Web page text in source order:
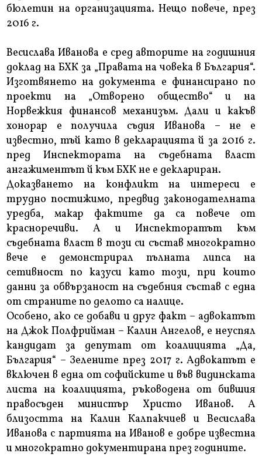
бюлетин на организацията. Нещо повече, през
2016 г.
Весислава Иванова е сред авторите на годишния
доклад на БХК за „Правата на човека в България“.
Изготвянето на документа е финансирано по
проекти на „Отворено общество“ и на
Норвежкия финансов механизъм. Дали и какъв
хонорар е получила съдия Иванова – не е
известно, тъй като в декларацията й за 2016 г.
пред Инспектората на съдебната власт
ангажиментът й към БХК не е деклариран.
Доказването на конфликт на интереси е
трудно постижимо, предвид законодателната
уредба, макар фактите да са повече от
красноречиви. А и Инспекторатът към
съдебната власт в този си състав многократно
вече е демонстрирал пълната липса на
сетивност по казуси като този, при които
данни за обвързаност на съдебния състав с една
от страните по делото са налице.
Особено, ако се добави и друг факт – адвокатът
на Джок Полфрийман – Калин Ангелов, е неуспял
кандидат за депутат от коалицията „Да,
България“ – Зелените през 2017 г. Адвокатът е
включен в една от софийските и във видинската
листа на коалицията, ръководена от бившия
правосъден министър Христо Иванов. А
близостта на Калин Калпакчиев и Весислава
Иванова с партията на Иванов е добре известна
и многократно документирана през годините.